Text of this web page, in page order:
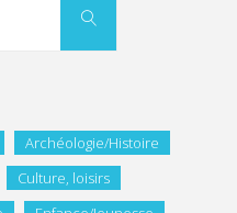
Archéologie/Histoire
Culture, loisirs